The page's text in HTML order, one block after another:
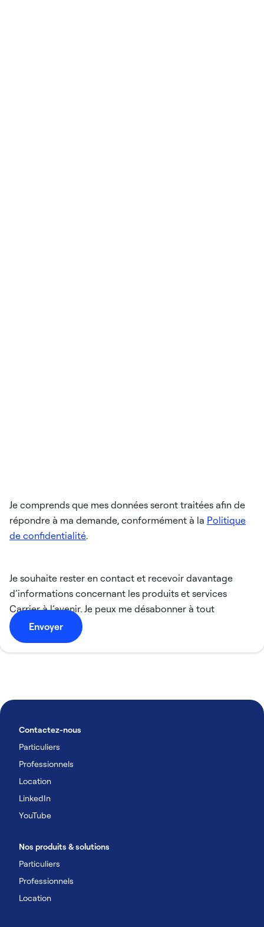
Je comprends que mes données seront traitées afin de
répondre à ma demande, conformément à la Politique
de confidentialité.
Je souhaite rester en contact et recevoir davantage
d’informations concernant les produits et services
Carrier à l’avenir. Je peux me désabonner à tout
moment.
Envoyer
Contactez-nous
Particuliers
Professionnels
Location
LinkedIn
YouTube
Nos produits & solutions
Particuliers
Professionnels
Location